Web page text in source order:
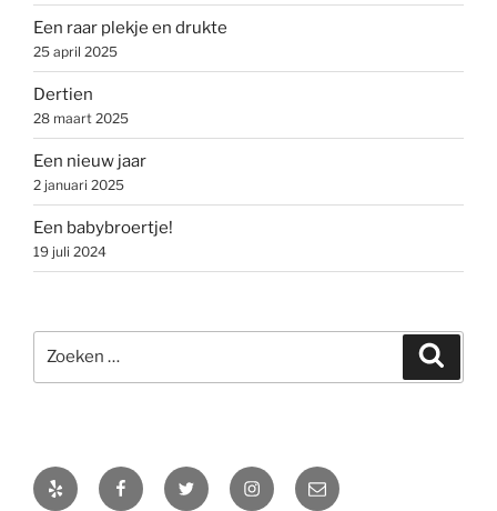
Een raar plekje en drukte
25 april 2025
Dertien
28 maart 2025
Een nieuw jaar
2 januari 2025
Een babybroertje!
19 juli 2024
naar:
Yelp FacebookTwitter Instagram
E-